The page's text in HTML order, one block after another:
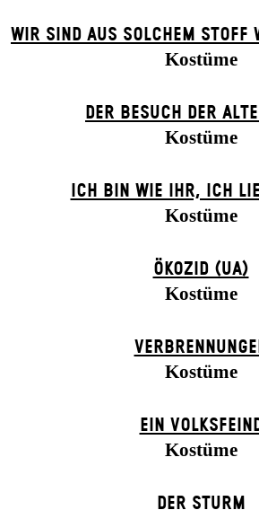
WIR SIND AUS SOLCHEM STOFF
Kostüme
DER BE­SUCH DER
Kostüme
ICH BIN WIE IHR, ICH
Kostüme
ÖKOZID (UA)
Kostüme
Kostüme
EIN
Kostüme
DER STURM